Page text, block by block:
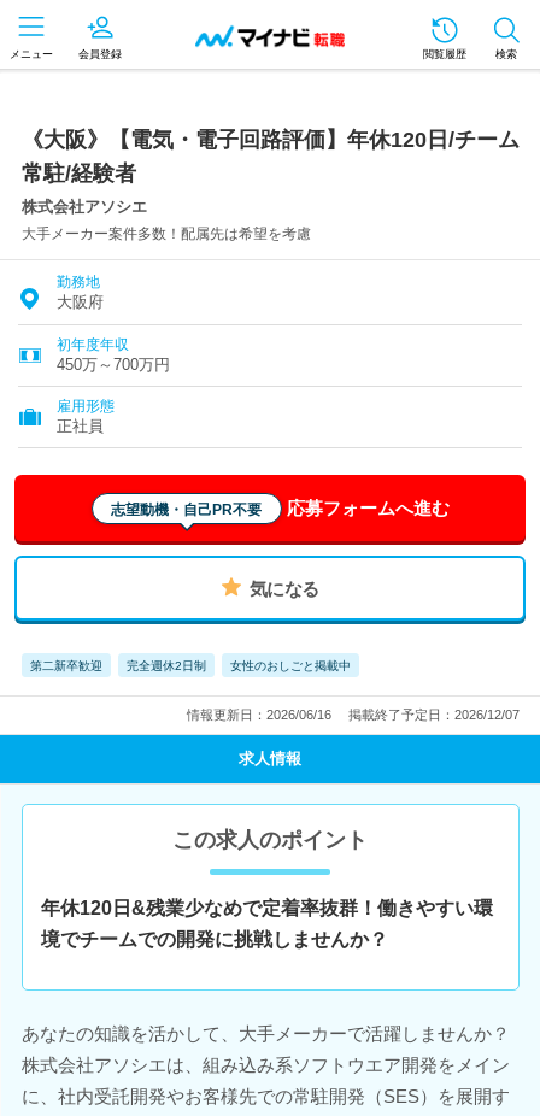
メニュー 会員登録 閲覧履歴 検索
《大阪》【電気・電子回路評価】年休120日/チーム
常駐/経験者
株式会社アソシエ
大手メーカー案件多数！配属先は希望を考慮
勤務地
大阪府
初年度年収
450万～700万円
雇用形態
正社員
志望動機・自己PR不要 応募フォームへ進む
気になる
第二新卒歓迎 完全週休2日制 女性のおしごと掲載中
情報更新日：2026/06/16 掲載終了予定日：2026/12/07
求人情報
この求人のポイント
年休120日&残業少なめで定着率抜群！働きやすい環
境でチームでの開発に挑戦しませんか？
あなたの知識を活かして、大手メーカーで活躍しませんか？
株式会社アソシエは、組み込み系ソフトウエア開発をメイン
に、社内受託開発やお客様先での常駐開発（SES）を展開す